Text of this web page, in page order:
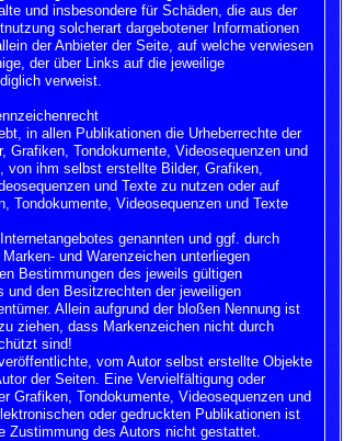
und insbesondere für Schäden, die aus der
solcherart dargebotener Informationen
der Anbieter der Seite, auf welche verwiesen
der über Links auf die jeweilige
verweist.
in allen Publikationen die Urheberrechte der
Grafiken, Tondokumente, Videosequenzen und
von ihm selbst erstellte Bilder, Grafiken,
und Texte zu nutzen oder auf
Tondokumente, Videosequenzen und Texte
genannten und ggf. durch
und Warenzeichen unterliegen
Bestimmungen des jeweils gültigen
und den Besitzrechten der jeweiligen
Allein aufgrund der bloßen Nennung ist
ziehen, dass Markenzeichen nicht durch
sind!
vom Autor selbst erstellte Objekte
der Seiten. Eine Vervielfältigung oder
Grafiken, Tondokumente, Videosequenzen und
oder gedruckten Publikationen ist
Zustimmung des Autors nicht gestattet.